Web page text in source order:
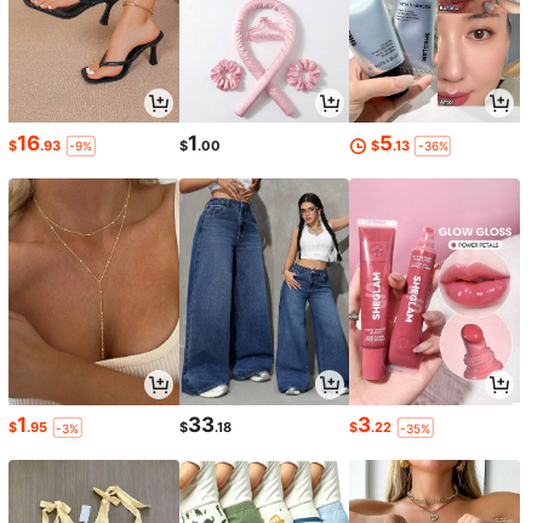
$16.93 -9% $1.00 $5.13 -36%
$1.95 -3% $33.18 $3.22 -35%